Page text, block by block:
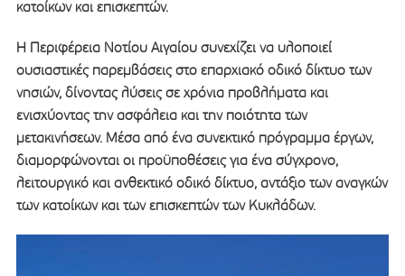
κατοίκων και επισκεπτών.
Η Περιφέρεια Νοτίου Αιγαίου συνεχίζει να υλοποιεί
ουσιαστικές παρεμβάσεις στο επαρχιακό οδικό δίκτυο των
νησιών, δίνοντας λύσεις σε χρόνια προβλήματα και
ενισχύοντας την ασφάλεια και την ποιότητα των
μετακινήσεων. Μέσα από ένα συνεκτικό πρόγραμμα έργων,
διαμορφώνονται οι προϋποθέσεις για ένα σύγχρονο,
λειτουργικό και ανθεκτικό οδικό δίκτυο, αντάξιο των αναγκών
των κατοίκων και των επισκεπτών των Κυκλάδων.